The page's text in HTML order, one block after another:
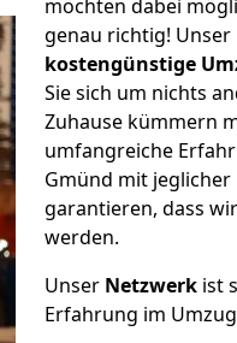
möchten dabei
genau richtig!
kostengünstige
Sie sich um nichts
Zuhause kümmern
umfangreiche
Gmünd mit
garantieren, dass
werden.
Unser Netzwerk ist
Erfahrung im